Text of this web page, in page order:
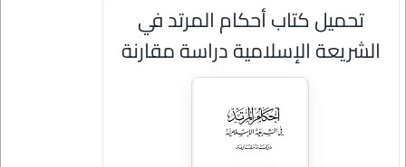
تحميل كتاب أحكام المرتد في
الشريعة الإسلامية دراسة مقارنة